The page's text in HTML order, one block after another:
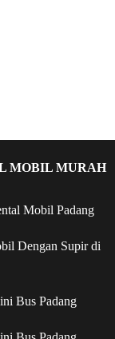
MOBIL MURAH
Mobil Padang
Dengan Supir di
Bus Padang